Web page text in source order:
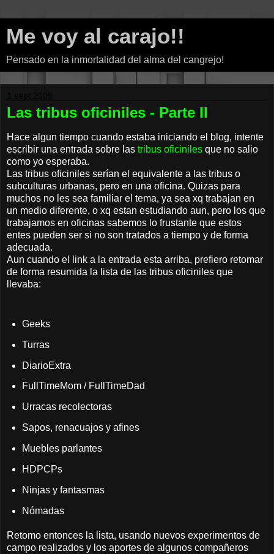
Me voy al carajo!!
Pensado en la inmortalidad del alma del cangrejo!
Las tribus oficiniles - Parte II
Hace algun tiempo cuando estaba iniciando el blog, intente
escribir una entrada sobre las tribus oficiniles que no salio
como yo esperaba.
Las tribus oficiniles serían el equivalente a las tribus o
subculturas urbanas, pero en una oficina. Quizas para
muchos no les sea familiar el tema, ya sea xq trabajan en
un medio diferente, o xq estan estudiando aun, pero los que
trabajamos en oficinas sabemos lo frustante que estos
entes pueden ser si no son tratados a tiempo y de forma
adecuada.
Aun cuando el link a la entrada esta arriba, prefiero retomar
de forma resumida la lista de las tribus oficiniles que
llevaba:
Geeks
Turras
DiarioExtra
FullTimeMom / FullTimeDad
Urracas recolectoras
Sapos, renacuajos y afines
Muebles parlantes
HDPCPs
Ninjas y fantasmas
Nómadas
Retomo entonces la lista, usando nuevos experimentos de
campo realizados y los aportes de algunos compañeros